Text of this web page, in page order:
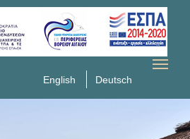
English Deutsch